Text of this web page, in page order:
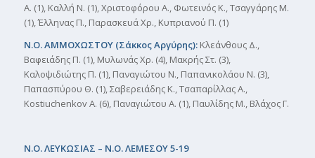
Α. (1), Καλλή Ν. (1), Χριστοφόρου Α., Φωτεινός Κ., Τσαγγάρης Μ.
(1), Έλληνας Π., Παρασκευά Χρ., Κυπριανού Π. (1)
Ν.Ο. ΑΜΜΟΧΩΣΤΟΥ (Σάκκος Αργύρης): Κλεάνθους Δ.,
Βαφειάδης Π. (1), Μυλωνάς Χρ. (4), Μακρής Στ. (3),
Καλοψιδιώτης Π. (1), Παναγιώτου Ν., Παπανικολάου Ν. (3),
Παπασπύρου Θ. (1), Σαβερειάδης Κ., Τσαπαρίλλας Α.,
Kostiuchenkov A. (6), Παναγιώτου Α. (1), Παυλίδης Μ., Βλάχος Γ.
Ν.Ο. ΛΕΥΚΩΣΙΑΣ – Ν.Ο. ΛΕΜΕΣΟΥ 5-19